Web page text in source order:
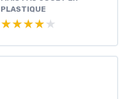
PLASTIQUE
★★★★★
★★★★★